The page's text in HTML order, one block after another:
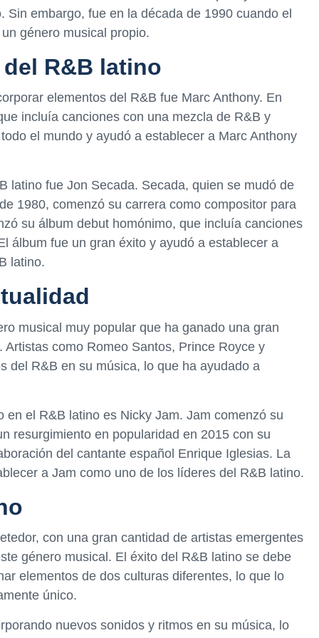
embargo, fue en la década de 1990 cuando el
género musical propio.
R&B latino
elementos del R&B fue Marc Anthony. En
incluía canciones con una mezcla de R&B y
el mundo y ayudó a establecer a Marc Anthony
latino fue Jon Secada. Secada, quien se mudó de
1980, comenzó su carrera como compositor para
su álbum debut homónimo, que incluía canciones
álbum fue un gran éxito y ayudó a establecer a
latino.
musical muy popular que ha ganado una gran
como Romeo Santos, Prince Royce y
del R&B en su música, lo que ha ayudado a
el R&B latino es Nicky Jam. Jam comenzó su
resurgimiento en popularidad en 2015 con su
del cantante español Enrique Iglesias. La
a Jam como uno de los líderes del R&B latino.
con una gran cantidad de artistas emergentes
género musical. El éxito del R&B latino se debe
elementos de dos culturas diferentes, lo que lo
único.
nuevos sonidos y ritmos en su música, lo